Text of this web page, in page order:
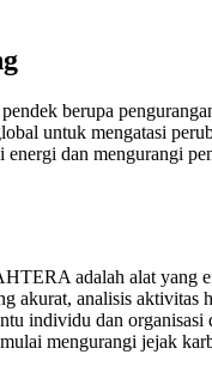
berupa
untuk mengatasi
dan mengurangi
adalah alat yang
analisis aktivitas
individu dan
mengurangi jejak